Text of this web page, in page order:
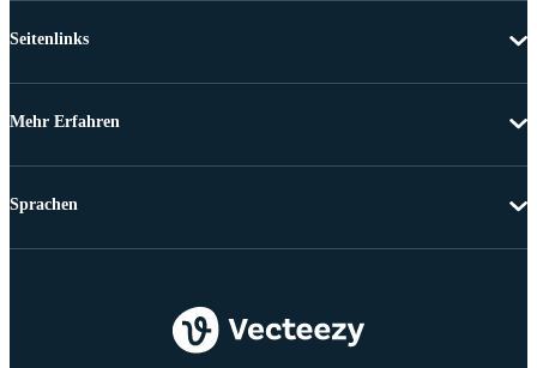
Seitenlinks
Mehr Erfahren
Sprachen